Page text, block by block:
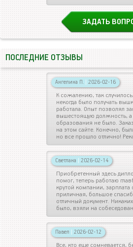
ЗАДАТЬ
ПОСЛЕДНИЕ ОТЗЫВЫ
Ангелина П. | 2026-02-16
К сожалению, так
некогда было получать
работала. Опыт позволял
вышестоящую должность, а
образования не было.
на этом сайте. Конечно,
но все прошло отлично!
Светлана | 2026-02-14
Приобретенный здесь
помог, теперь работаю
крутой компании, зарплата
приличная, большое
отличный документ.
было, взяли на
Павел | 2026-02-12
Все, кто еще сомневается,